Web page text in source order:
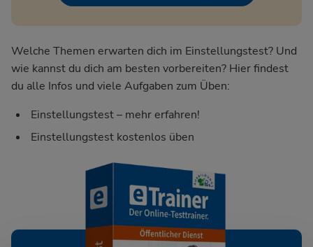
Welche Themen erwarten dich im Einstellungstest? Und
wie kannst du dich am besten vorbereiten? Hier findest
du alle Infos und viele Aufgaben zum Üben:
Einstellungstest – mehr erfahren!
Einstellungstest kostenlos üben